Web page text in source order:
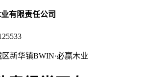
有限责任公司
新华镇BWIN·必赢木业